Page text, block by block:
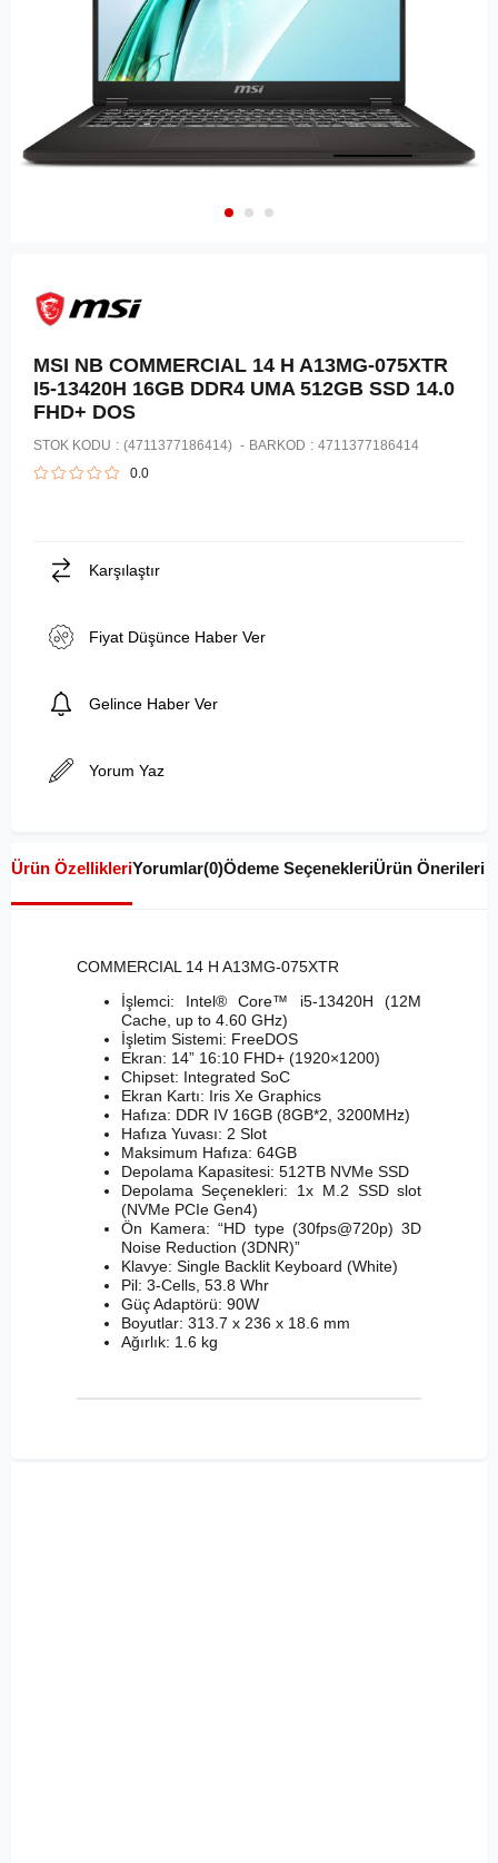
MSI NB COMMERCIAL 14 H A13MG-075XTR
I5-13420H 16GB DDR4 UMA 512GB SSD 14.0
FHD+ DOS
STOK KODU (4711377186414) BARKOD : 4711377186414
0.0
Karşılaştır
Fiyat Düşünce Haber Ver
Gelince Haber Ver
Yorum Yaz
Ürün ÖzellikleriYorumlar(0)Ödeme SeçenekleriÜrün Önerileri
COMMERCIAL 14 H A13MG-075XTR
İşlemci: Intel® Core™ i5-13420H (12M
Cache, up to 4.60 GHz)
İşletim Sistemi: FreeDOS
Ekran: 14” 16:10 FHD+ (1920×1200)
Chipset: Integrated SoC
Ekran Kartı: Iris Xe Graphics
Hafıza: DDR IV 16GB (8GB*2, 3200MHz)
Hafıza Yuvası: 2 Slot
Maksimum Hafıza: 64GB
Depolama Kapasitesi: 512TB NVMe SSD
Depolama Seçenekleri: 1x M.2 SSD slot
(NVMe PCIe Gen4)
Ön Kamera: “HD type (30fps@720p) 3D
Noise Reduction (3DNR)”
Klavye: Single Backlit Keyboard (White)
Pil: 3-Cells, 53.8 Whr
Güç Adaptörü: 90W
Boyutlar: 313.7 x 236 x 18.6 mm
Ağırlık: 1.6 kg